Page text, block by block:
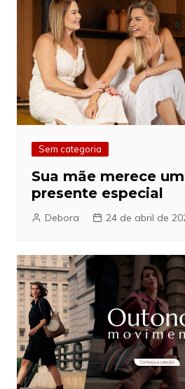
Sem categoria
Sua mãe merece
presente especial
Debora 24 de abril de